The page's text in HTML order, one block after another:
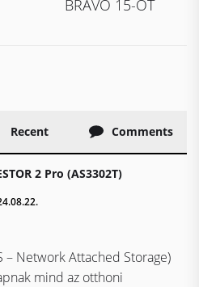
BRAVO 15-ÖT
Recent Comments
2 Pro (AS3302T)
– Network Attached Storage)
mind az otthoni